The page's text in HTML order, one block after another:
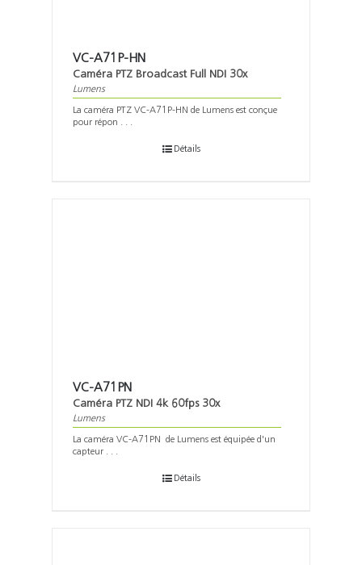
VC-A71P-HN
Caméra PTZ Broadcast Full NDI 30x
Lumens
La caméra PTZ VC-A71P-HN de Lumens est conçue
pour répon . . .
Détails
VC-A71PN
Caméra PTZ NDI 4k 60fps 30x
Lumens
La caméra VC-A71PN de Lumens est équipée d'un
capteur . . .
Détails